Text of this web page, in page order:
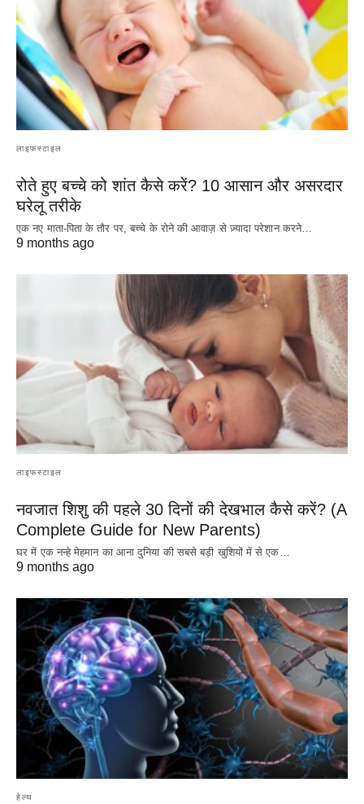
लाइफस्टाइल
रोते हुए बच्चे को शांत कैसे करें? 10 आसान और असरदार
घरेलू तरीके
एक नए माता-पिता के तौर पर, बच्चे के रोने की आवाज़ से ज़्यादा परेशान करने…
9 months ago
लाइफस्टाइल
नवजात शिशु की पहले 30 दिनों की देखभाल कैसे करें? (A
Complete Guide for New Parents)
घर में एक नन्हे मेहमान का आना दुनिया की सबसे बड़ी खुशियों में से एक…
9 months ago
हेल्थ